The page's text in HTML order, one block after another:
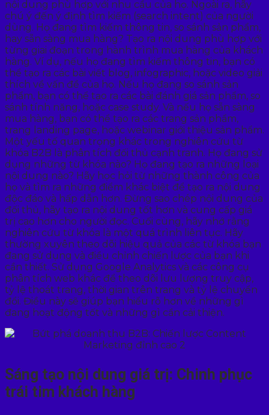
nội dung phù hợp với nhu cầu của họ. Ngoài ra, hãy
chú ý đến ý định tìm kiếm (search intent) của người
dùng. Họ đang tìm kiếm thông tin, so sánh sản phẩm,
hay sẵn sàng mua hàng? Tạo ra nội dung phù hợp với
từng giai đoạn trong hành trình mua hàng của khách
hàng. Ví dụ, nếu họ đang tìm kiếm thông tin, bạn có
thể tạo ra các bài viết blog, infographic, hoặc video giải
thích về vấn đề của họ. Nếu họ đang so sánh sản
phẩm, bạn có thể tạo ra các bài đánh giá sản phẩm, so
sánh tính năng, hoặc case study. Và nếu họ sẵn sàng
mua hàng, bạn có thể tạo ra các trang sản phẩm,
trang landing page, hoặc webinar giới thiệu sản phẩm.
Một yếu tố quan trọng khác trong nghiên cứu từ
khóa B2B là phân tích đối thủ cạnh tranh. Họ đang sử
dụng những từ khóa nào? Họ đang tạo ra những loại
nội dung nào? Hãy học hỏi từ những thành công của
họ và tìm ra những điểm khác biệt để tạo ra nội dung
độc đáo và hấp dẫn hơn. Đừng sao chép nội dung của
đối thủ, hãy tạo ra nội dung tốt hơn và cung cấp giá
trị cao hơn cho người đọc. Cuối cùng, hãy nhớ rằng
nghiên cứu từ khóa là một quá trình liên tục. Hãy
thường xuyên theo dõi hiệu quả của các từ khóa bạn
đang sử dụng và điều chỉnh chiến lược của bạn khi
cần thiết. Sử dụng Google Analytics và các công cụ
phân tích web khác để theo dõi lưu lượng truy cập,
tỷ lệ thoát trang, thời gian trên trang và tỷ lệ chuyển
đổi. Điều này sẽ giúp bạn hiểu rõ hơn về những gì
đang hoạt động tốt và những gì cần cải thiện.
Sáng tạo nội dung giá trị: Chinh phục
trái tim khách hàng